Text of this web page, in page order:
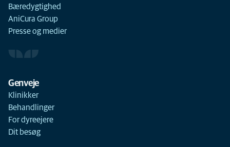
Bæredygtighed
AniCura Group
Presse og medier
Genveje
Klinikker
Behandlinger
For dyreejere
Dit besøg